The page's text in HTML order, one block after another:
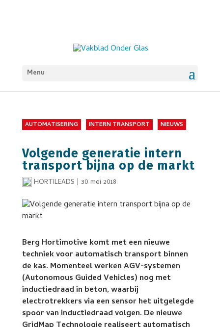
Menu
AUTOMATISERING INTERN TRANSPORT NIEUWS
Volgende generatie intern
transport bijna op de markt
HORTILEADS | 30 mei 2018
Berg Hortimotive komt met een nieuwe
techniek voor automatisch transport binnen
de kas. Momenteel werken AGV-systemen
(Autonomous Guided Vehicles) nog met
inductiedraad in beton, waarbij
electrotrekkers via een sensor het uitgelegde
spoor van inductiedraad volgen. De nieuwe